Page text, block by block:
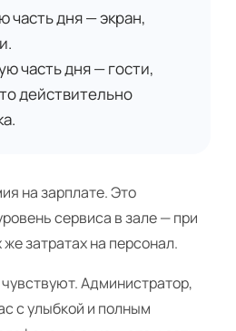
дня — экран,
часть дня — гости,
действительно
на зарплате. Это
сервиса в зале — при
затратах на персонал.
Администратор,
с улыбкой и полным